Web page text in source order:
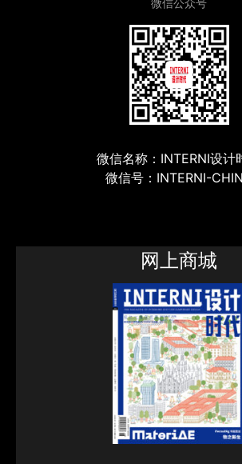
微信公众号
微信名称：INTERNI设计
微信号：INTERNI-
网上商城